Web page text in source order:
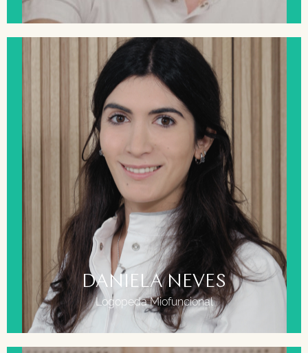
DANIELA NEVES
Logopeda Miofuncional
FORMACIÓN
Grado en Logopedia, Universidad Complutense
de Madrid.
Máster Intervención Logopédica, Universidad
Complutense de Madrid.
Doctorando en terapia miofuncional orofacial.
Universidad Complutense de Madrid.
Posgrado en Rehabilitación Miofuncional Postural
RPM.
The Breathe Institute Ambassador: frenillo lingual
alterado, frenuloplastia funcional y respiración
oral – The Breathing Institute – California, EEUU.